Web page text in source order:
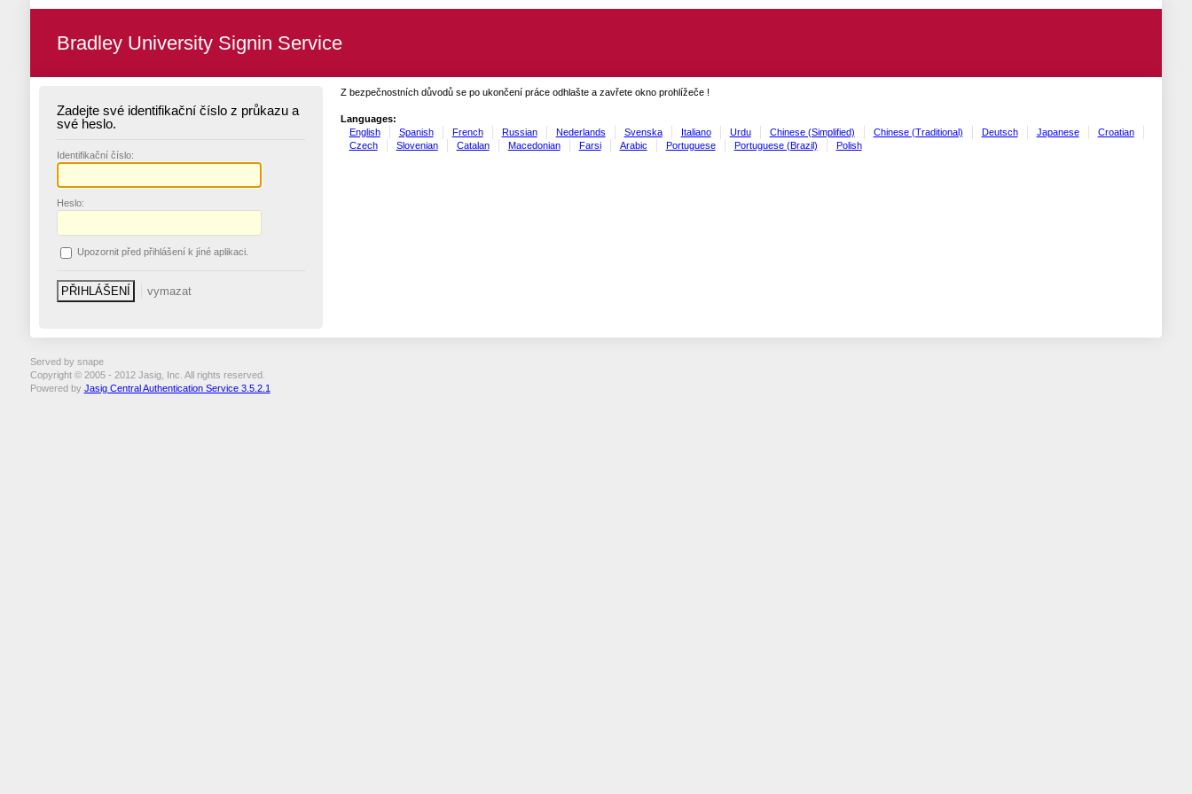
Bradley University Signin Service
Zadejte své identifikační číslo z průkazu a
své heslo.
Identifikační číslo:
Heslo:
Upozornit před přihlášení k jíné aplikaci.
Z bezpečnostních důvodů se po ukončení práce odhlašte a zavřete okno prohlížeče !
Languages:
English
Spanish French Russian Nederlands Svenska Italiano Urdu Chinese (Simplified) Chinese (Traditional) Deutsch Japanese
Croatian
Czech
Slovenian Catalan Macedonian Farsi Arabic Portuguese Portuguese (Brazil) Polish
Served by snape
Copyright © 2005 - 2012 Jasig, Inc. All rights reserved.
Powered by Jasig Central Authentication Service 3.5.2.1